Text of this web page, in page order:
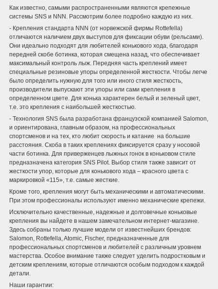
Как известно, самыми распространенными являются крепежные
системы SNS и NNN. Рассмотрим более подробно каждую из них.
- Крепления стандарта NNN (от норвежской фирмы Rottefella)
отличаются наличием двух выступов для фиксации обуви (рельсами).
Они идеально подходят для любителей конькового хода, благодаря
передней скобе ботинка, которая смещена назад, что обеспечивает
максимальный контроль лыж. Передняя часть креплений имеет
специальные резиновые упоры определенной жесткости. Чтобы легче
было определить нужную для того или иного стиля жесткость,
производители выпускают эти упоры или сами крепления в
определенном цвете. Для конька характерен белый и зеленый цвет,
т.е. это крепления с наибольшей жесткостью.
- Технология SNS была разработана французской компанией Salomon,
и ориентирована, главным образом, на профессиональных
спортсменов и на тех, кто любит скорость и катание на большие
расстояния. Скоба в таких креплениях фиксируется сразу у носовой
части ботинка. Для приверженцев лыжных гонок в коньковом стиле
предназначена категория SNS Pilot. Выбор стиля также зависит от
жесткости упор, которые для конькового хода – красного цвета с
маркировкой «115», т.е. самые жесткие.
Кроме того, крепления могут быть механическими и автоматическими.
При этом профессионалы используют именно механические крепежи.
Исключительно качественные, надежные и долговечные коньковые
крепления вы найдете в нашем замечательном интернет-магазине.
Здесь собраны только лучшие модели от известнейших брендов:
Salomon, Rottefella, Atomic, Fischer, предназначенные для
профессиональных спортсменов и любителей с различным уровнем
мастерства. Особое внимание также следует уделить подростковым и
детским креплениям, которые отличаются особым подходом к каждой
детали.
Наши гарантии: